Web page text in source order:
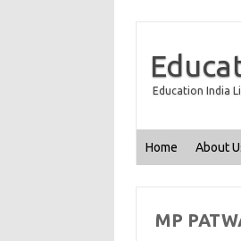
Education India
Home About
MP